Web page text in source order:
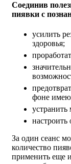
Соединив
пиявки с
усилить
здоровья;
фоне
настроить
За один сеанс
количество
применить еще